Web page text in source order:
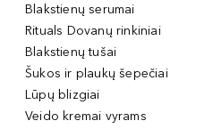
Blakstienų serumai
Rituals Dovanų rinkiniai
Blakstienų tušai
Šukos ir plaukų šepečiai
Lūpų blizgiai
Veido kremai vyrams